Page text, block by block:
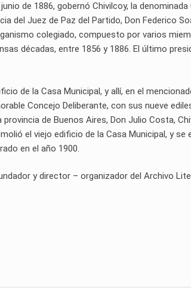
de 1886, gobernó Chivilcoy, la
del Juez de Paz del Partido, Don Federico
colegiado, compuesto por varios
décadas, entre 1856 y 1886. El último
de la Casa Municipal, y allí, en el
Concejo Deliberante, con sus nueve
de Buenos Aires, Don Julio Costa,
el viejo edificio de la Casa Municipal, y
en el año 1900.
y director – organizador del Archivo